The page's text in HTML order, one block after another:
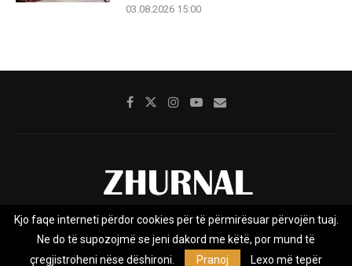
03.08.2026 15:00
Rreth nesh Impresumi Marketing
Privacy Policy
Kjo faqe interneti përdor cookies për të përmirësuar përvojën tuaj.
Ne do të supozojmë se jeni dakord me këtë, por mund të
çregjistroheni nëse dëshironi.
Pranoj Lexo më tepër